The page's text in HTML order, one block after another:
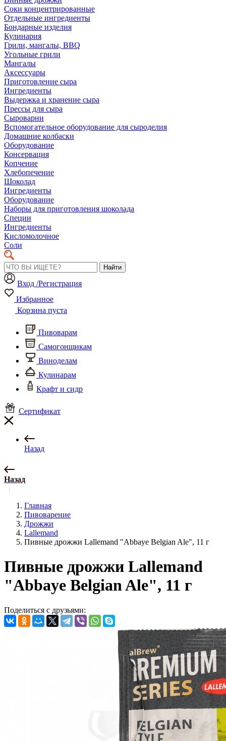
Соки концентрированные
Отдельные ингредиенты
Бондарные изделия
Кулинария
Грили, мангалы, BBQ
Угольные грили
Мангалы
Аксессуары
Приготовление сыра
Ингредиенты
Выдержка и хранение сыра
Прессы для сыра
Сыроварни
Вспомогательное оборудование для сыроделия
Домашние колбаски
Оборудование
Консервация
Копчение
Хлебопечение
Шоколад
Ингредиенты
Оборудование
Наборы для приготовления шоколада
Специи
Ингредиенты
Кисломолочное
Соли
Найти
Вход /Регистрация
Избранное
Корзина пуста
Пивоварам
Самогонщикам
Виноделам
Кулинарам
Крафт и сидр
Сертификат
Назад
Назад
Главная
Пивоварение
Дрожжи
Lallemand
Пивные дрожжи Lallemand "Abbaye Belgian Ale", 11 г
Пивные дрожжи Lallemand
"Abbaye Belgian Ale", 11 г
Поделиться с друзьями: